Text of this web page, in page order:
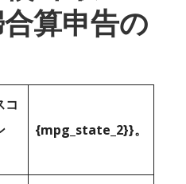
算申告の
コ
{mpg_state_2}}。